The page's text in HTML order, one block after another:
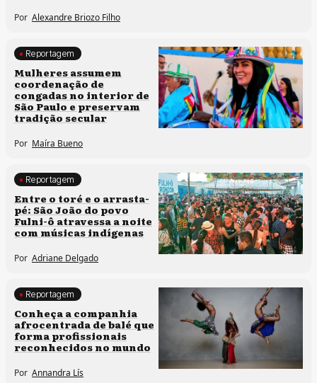
Por Alexandre Briozo Filho
Culturas populares
Reportagem
Mulheres assumem
coordenação de
congadas no interior de
São Paulo e preservam
tradição secular
Por Maíra Bueno
Comunidades tradicionais
Culturas populares
Reportagem
Entre o toré e o arrasta-
pé: São João do povo
Fulni-ô atravessa a noite
com músicas indígenas
Por Adriane Delgado
Culturas populares
Processos artísticos
Reportagem
Conheça a companhia
afrocentrada de balé que
forma profissionais
reconhecidos no mundo
Por Annandra Lís